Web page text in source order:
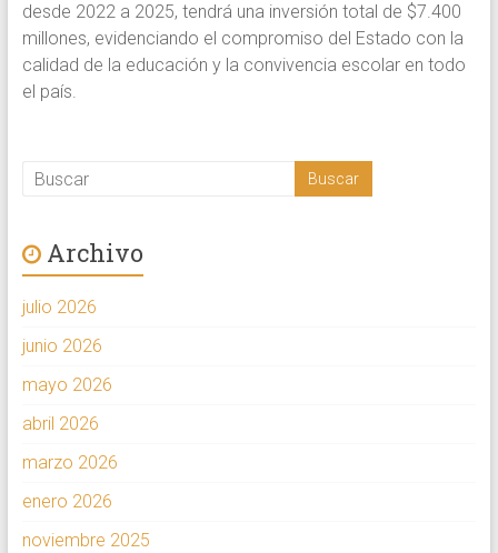
desde 2022 a 2025, tendrá una inversión total de $7.400
millones, evidenciando el compromiso del Estado con la
calidad de la educación y la convivencia escolar en todo
el país.
Archivo
julio 2026
junio 2026
mayo 2026
abril 2026
marzo 2026
enero 2026
noviembre 2025